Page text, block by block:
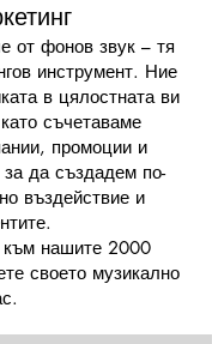
от фонов звук – тя
инструмент. Ние
в цялостната ви
съчетаваме
промоции и
да създадем по-
въздействие и
към нашите 2000
своето музикално